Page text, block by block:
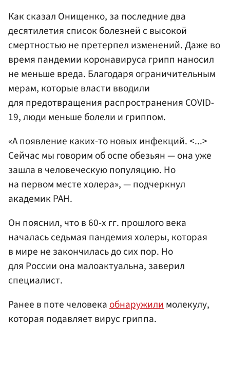
Как сказал Онищенко, за последние два
десятилетия список болезней с высокой
смертностью не претерпел изменений. Даже во
время пандемии коронавируса грипп наносил
не меньше вреда. Благодаря ограничительным
мерам, которые власти вводили
для предотвращения распространения COVID-
19, люди меньше болели и гриппом.
«А появление каких-то новых инфекций. <...>
Сейчас мы говорим об оспе обезьян — она уже
зашла в человеческую популяцию. Но
на первом месте холера», — подчеркнул
академик РАН.
Он пояснил, что в 60-х гг. прошлого века
началась седьмая пандемия холеры, которая
в мире не закончилась до сих пор. Но
для России она малоактуальна, заверил
специалист.
Ранее в поте человекаобнаружилимолекулу,
которая подавляет вирус гриппа.